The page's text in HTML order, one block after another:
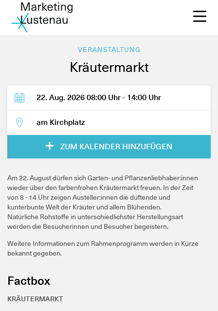
VERANSTALTUNG
Kräutermarkt
22. Aug. 2026 08:00 Uhr - 14:00 Uhr
am Kirchplatz
ZUM KALENDER HINZUFÜGEN
Am 22. August dürfen sich Garten- und Pflanzenliebhaber:innen
wieder über den farbenfrohen Kräutermarkt freuen. In der Zeit
von 8 - 14 Uhr zeigen Austeller:innen die duftende und
kunterbunte Welt der Kräuter und allem Blühenden.
Natürliche Rohstoffe in unterschiedlichster Herstellungsart
werden die Besucherinnen und Besucher begeistern.
Weitere Informationen zum Rahmenprogramm werden in Kürze
bekannt gegeben.
Factbox
KRÄUTERMARKT